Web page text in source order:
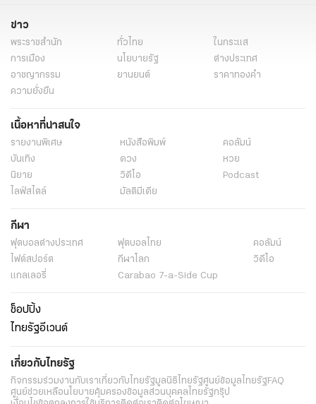
ข่าว
พระราชสำนัก ทั่วไทย
ในกระแส
การเมือง
นโยบายรัฐ
ต่างประเทศ
อาชญากรรม
ยานยนต์
ราคาทองคำ
ความยั่งยืน
เนื้อหาที่น่าสนใจ
รายงานพิเศษ หนังสือพิมพ์
คอลัมน์
บันเทิง
ดวง
หวย
นิยาย
วิดีโอ
Podcast
ไลฟ์สไตล์
มัลติมีเดีย
กีฬา
ฟุตบอลต่่างประเทศ ฟุตบอลไทย
คอลัมน์
ไฟต์สปอร์ต
กีฬาโลก
วิดีโอ
แกลเลอรี่
Carabao 7-a-Side Cup
ช็อปปิ้ง
ไทยรัฐอีเวนต์
เกี่ยวกับไทยรัฐ
กิจกรรมร่วมงานกับเราเกี่ยวกับไทยรัฐมูลนิธิไทยรัฐศูนย์ข้อมูลไทยรัฐFAQ
ศูนย์ช่วยเหลือนโยบายคุ้มครองข้อมูลส่วนบุคคลไทยรัฐกรุ๊ป